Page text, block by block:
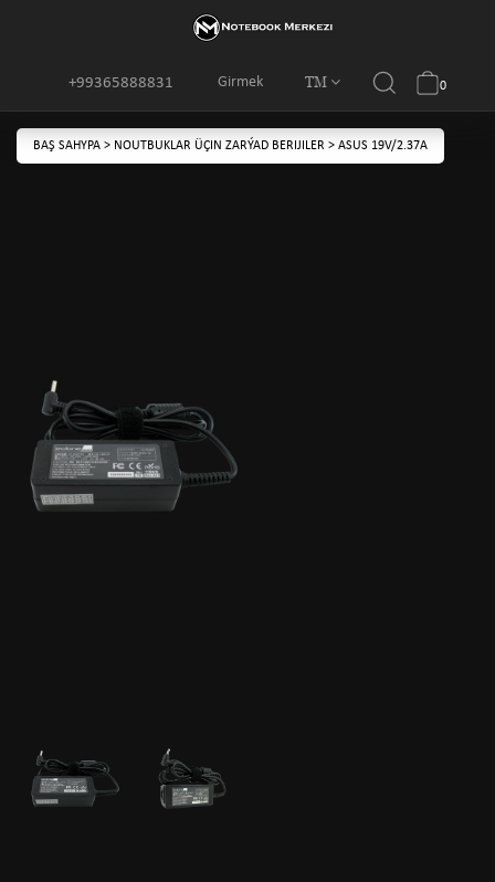
Girmek TM
+99365888831 0
BAŞ SAHYPA > NOUTBUKLAR ÜÇIN ZARÝAD BERIJILER > ASUS 19V/2.37A